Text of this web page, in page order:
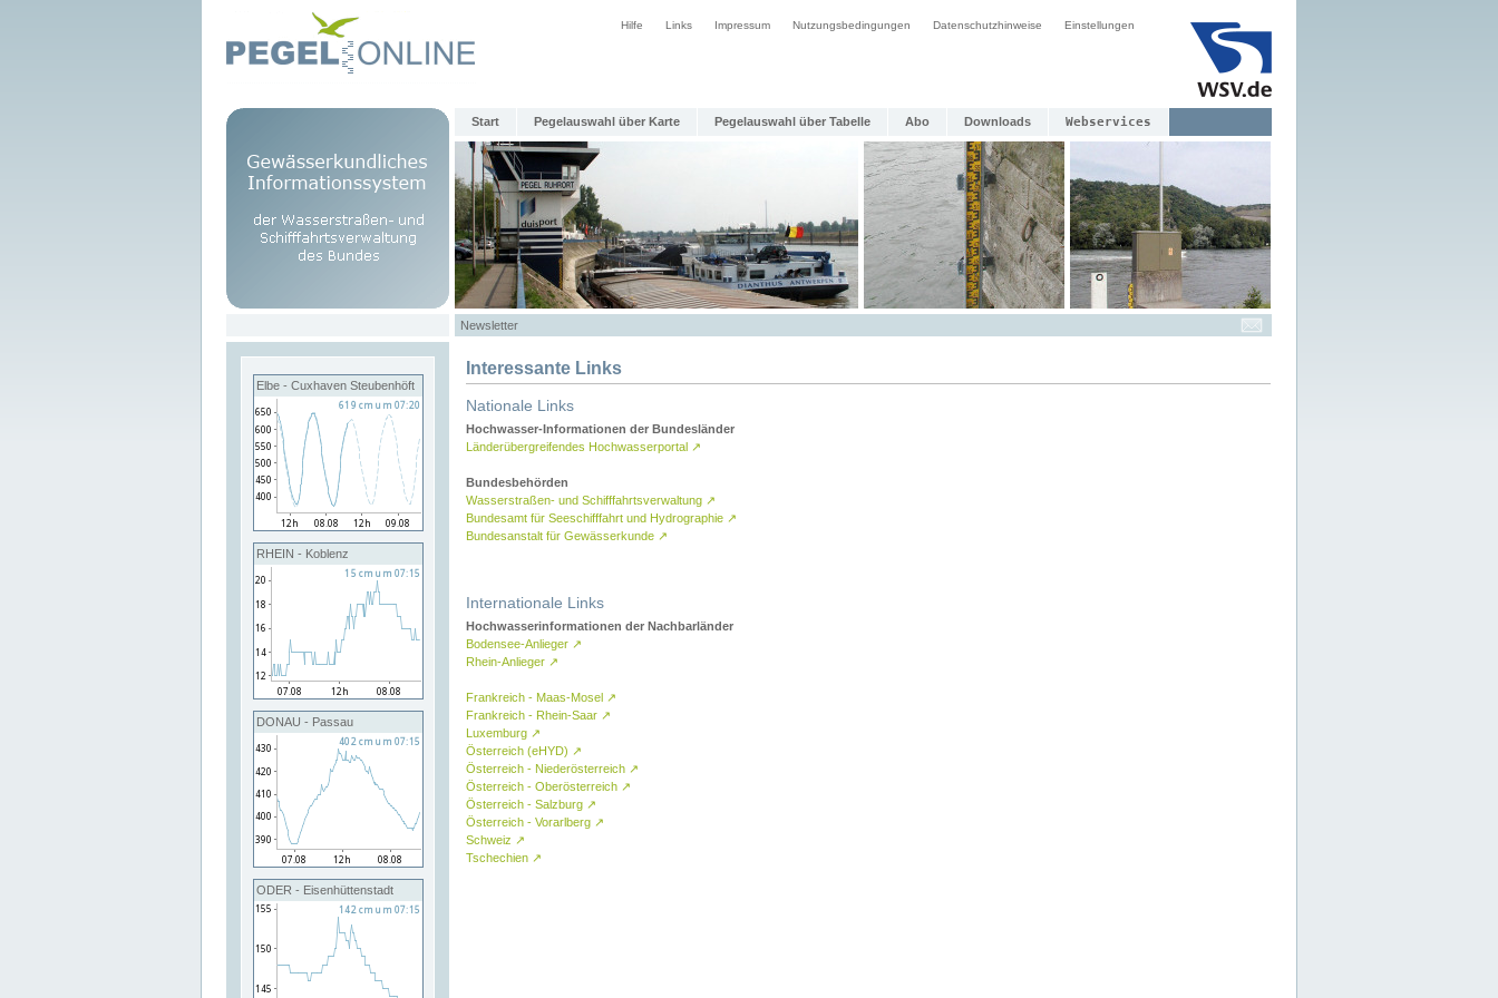
Hilfe Links Impressum Nutzungsbedingungen Datenschutzhinweise Einstellungen
Start Pegelauswahl über Karte Pegelauswahl über Tabelle Abo Downloads Webservices
Newsletter
Elbe - Cuxhaven Steubenhöft
RHEIN - Koblenz
DONAU - Passau
ODER - Eisenhüttenstadt
Interessante Links
Nationale Links
Hochwasser-Informationen der Bundesländer
Länderübergreifendes Hochwasserportal ↗
Bundesbehörden
Wasserstraßen- und Schifffahrtsverwaltung ↗
Bundesamt für Seeschifffahrt und Hydrographie ↗
Bundesanstalt für Gewässerkunde ↗
Internationale Links
Hochwasserinformationen der Nachbarländer
Bodensee-Anlieger ↗
Rhein-Anlieger ↗
Frankreich - Maas-Mosel ↗
Frankreich - Rhein-Saar ↗
Luxemburg ↗
Österreich (eHYD) ↗
Österreich - Niederösterreich ↗
Österreich - Oberösterreich ↗
Österreich - Salzburg ↗
Österreich - Vorarlberg ↗
Schweiz ↗
Tschechien ↗